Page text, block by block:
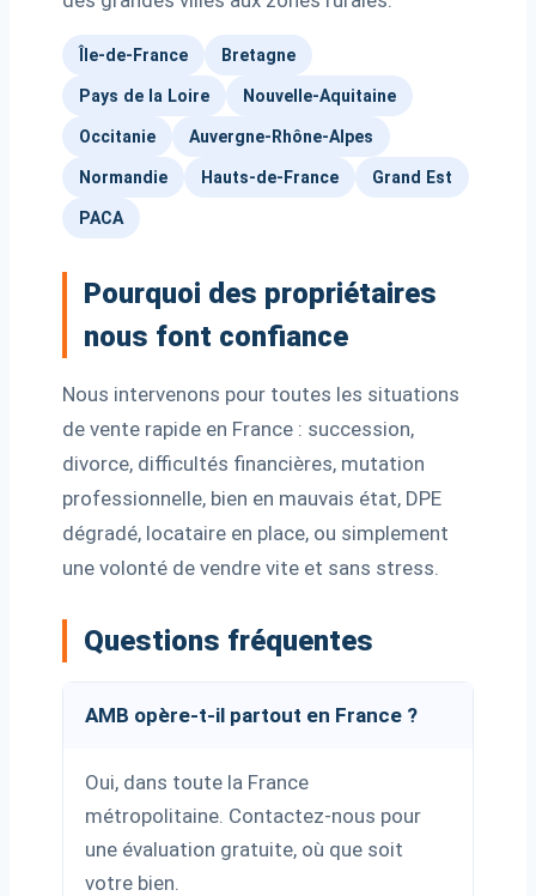
Île-de-France Bretagne
Pays de la Loire Nouvelle-Aquitaine
Occitanie Auvergne-Rhône-Alpes
Normandie Hauts-de-France Grand Est
PACA
Pourquoi des propriétaires
nous font confiance
Nous intervenons pour toutes les situations
de vente rapide en France : succession,
divorce, difficultés financières, mutation
professionnelle, bien en mauvais état, DPE
dégradé, locataire en place, ou simplement
une volonté de vendre vite et sans stress.
Questions fréquentes
AMB opère-t-il partout en France ?
Oui, dans toute la France
métropolitaine. Contactez-nous pour
une évaluation gratuite, où que soit
votre bien.